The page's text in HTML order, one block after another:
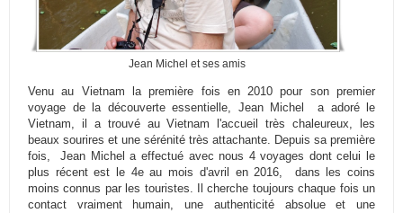
Jean Michel et ses amis
Venu au Vietnam la première fois en 2010 pour son premier
voyage de la découverte essentielle, Jean Michel a adoré le
Vietnam, il a trouvé au Vietnam l'accueil très chaleureux, les
beaux sourires et une sérénité très attachante. Depuis sa première
fois, Jean Michel a effectué avec nous 4 voyages dont celui le
plus récent est le 4e au mois d'avril en 2016, dans les coins
moins connus par les touristes. Il cherche toujours chaque fois un
contact vraiment humain, une authenticité absolue et une